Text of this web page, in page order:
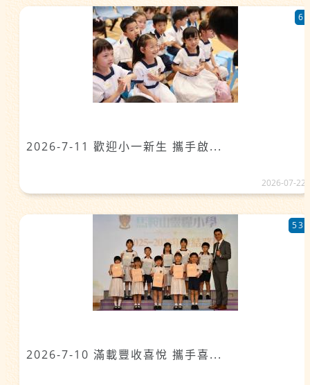
2026-7-11 歡迎小一新生 攜手啟...
6
2026-07-22
2026-7-10 滿載豐收喜悅 攜手喜...
53